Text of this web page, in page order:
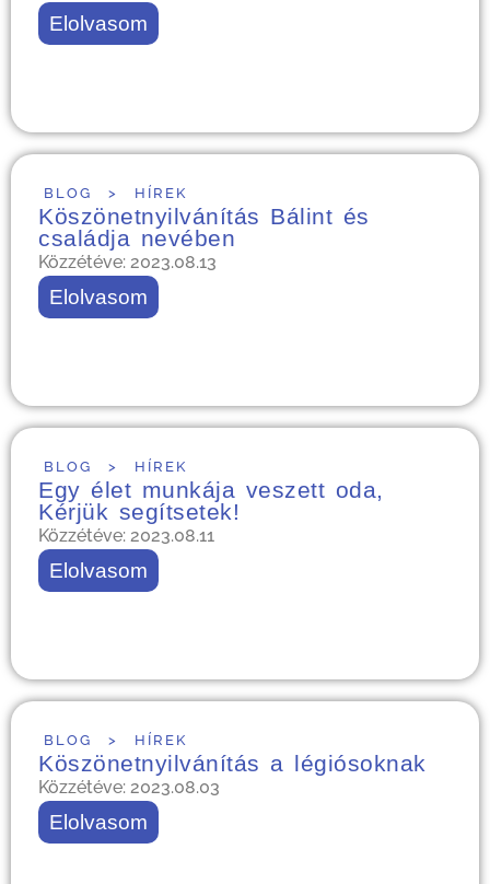
Elolvasom
BLOG > HÍREK
Köszönetnyilvánítás Bálint és
családja nevében
Közzétéve: 2023.08.13
Elolvasom
BLOG > HÍREK
Egy élet munkája veszett oda,
Kérjük segítsetek!
Közzétéve: 2023.08.11
Elolvasom
BLOG > HÍREK
Köszönetnyilvánítás a légiósoknak
Közzétéve: 2023.08.03
Elolvasom